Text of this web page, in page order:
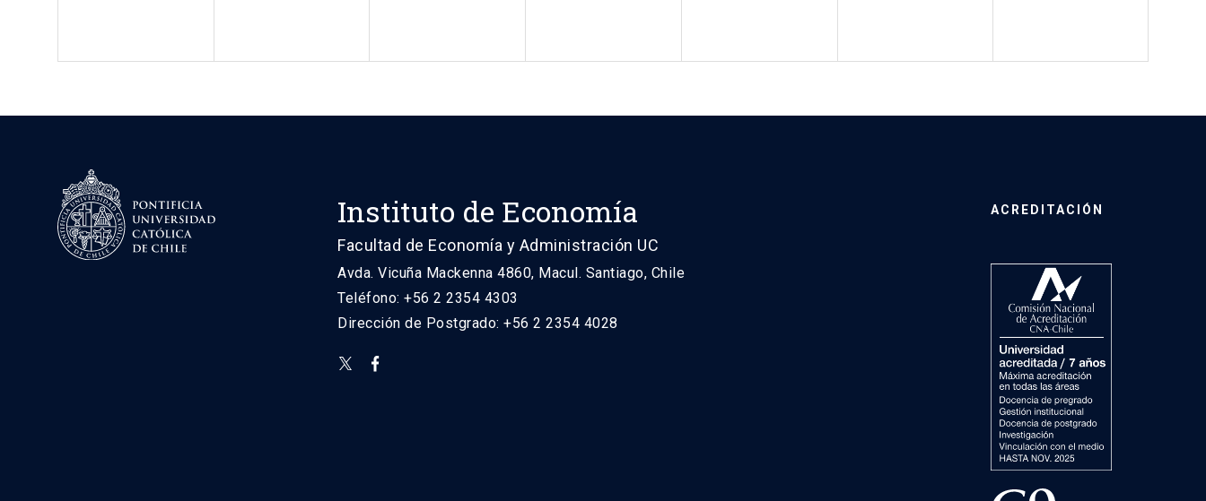
Instituto de Economía
Facultad de Economía y Administración UC
Avda. Vicuña Mackenna 4860, Macul. Santiago, Chile
Teléfono: +56 2 2354 4303
Dirección de Postgrado: +56 2 2354 4028
ACREDITACIÓN